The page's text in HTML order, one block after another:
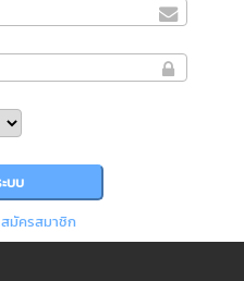
สมัครสมาชิก